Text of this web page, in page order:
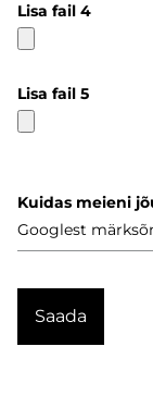
Lisa fail 4
Lisa fail 5
Kuidas meieni